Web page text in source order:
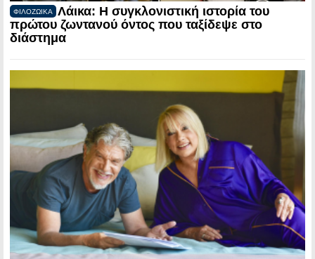
ΦΙΛΟΖΩΙΚΑ
Λάικα: Η συγκλονιστική ιστορία του
πρώτου ζωντανού όντος που ταξίδεψε στο
διάστημα